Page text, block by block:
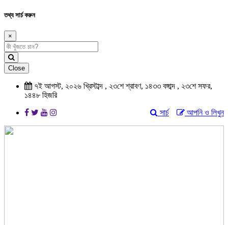
তথ্য সার্চ করুন
×
Close
৭ই আগস্ট, ২০২৬ খ্রিস্টাব্দ , ২৩শে শ্রাবণ, ১৪৩৩ বঙ্গাব্দ , ২৩শে সফর,
১৪৪৮ হিজরি
আপনি ও লিখুন
সার্চ